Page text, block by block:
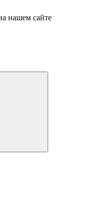
нашем сайте